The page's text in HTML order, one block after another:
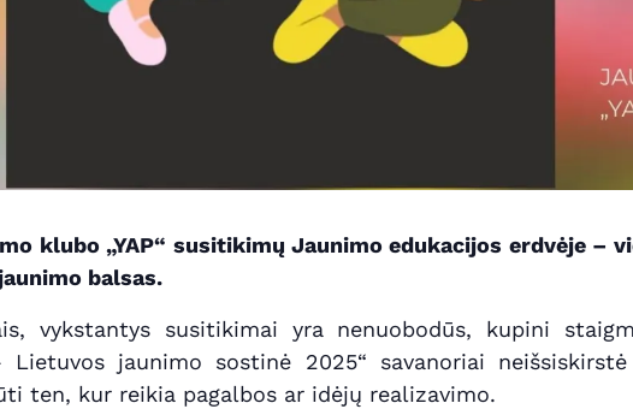
klubo „YAP“ susitikimų Jaunimo edukacijos erdvėje –
balsas.
vykstantys susitikimai yra nenuobodūs, kupini
Lietuvos jaunimo sostinė 2025“ savanoriai
ten, kur reikia pagalbos ar idėjų realizavimo.